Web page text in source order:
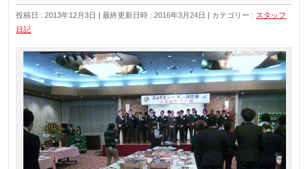
投稿日 : 2013年12月3日 最終更新日時 : 2016年3月24日 カテゴリー : スタッフ
日記